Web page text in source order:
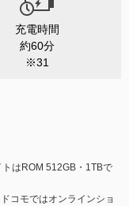
充電時間
約60分
※31
はROM 512GB・1TBで
コモではオンラインショ